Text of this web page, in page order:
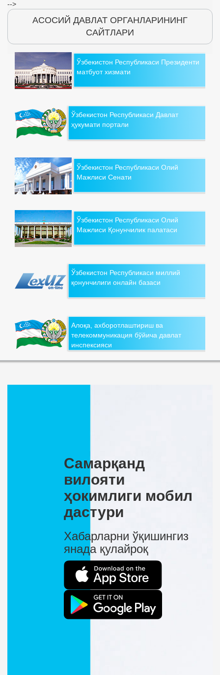
-->
АСОСИЙ ДАВЛАТ ОРГАНЛАРИНИНГ
САЙТЛАРИ
Ўзбекистон Республикаси Президенти
матбуот хизмати
Ўзбекистон Республикаси Давлат
ҳукумати портали
Ўзбекистон Республикаси Олий
Мажлиси Сенати
Ўзбекистон Республикаси Олий
Мажлиси Қонунчилик палатаси
Ўзбекистон Республикаси миллий
қонунчилиги онлайн базаси
Алоқа, ахборотлаштириш ва
телекоммуникация бўйича давлат
инспексияси
Самарқанд
вилояти
ҳокимлиги мобил
дастури
Хабарларни ўқишингиз
янада қулайроқ